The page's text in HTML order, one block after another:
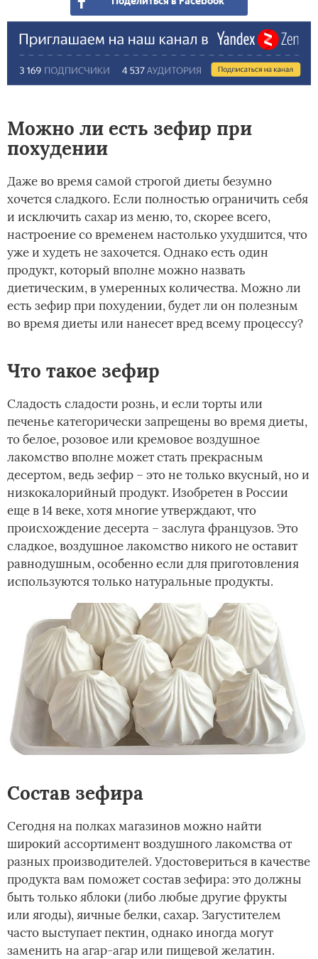
Можно ли есть зефир при
похудении
Даже во время самой строгой диеты безумно
хочется сладкого. Если полностью ограничить себя
и исключить сахар из меню, то, скорее всего,
настроение со временем настолько ухудшится, что
уже и худеть не захочется. Однако есть один
продукт, который вполне можно назвать
диетическим, в умеренных количества. Можно ли
есть зефир при похудении, будет ли он полезным
во время диеты или нанесет вред всему процессу?
Что такое зефир
Сладость сладости рознь, и если торты или
печенье категорически запрещены во время диеты,
то белое, розовое или кремовое воздушное
лакомство вполне может стать прекрасным
десертом, ведь зефир – это не только вкусный, но и
низкокалорийный продукт. Изобретен в России
еще в 14 веке, хотя многие утверждают, что
происхождение десерта – заслуга французов. Это
сладкое, воздушное лакомство никого не оставит
равнодушным, особенно если для приготовления
используются только натуральные продукты.
Состав зефира
Сегодня на полках магазинов можно найти
широкий ассортимент воздушного лакомства от
разных производителей. Удостовериться в качестве
продукта вам поможет состав зефира: это должны
быть только яблоки (либо любые другие фрукты
или ягоды), яичные белки, сахар. Загустителем
часто выступает пектин, однако иногда могут
заменить на агар-агар или пищевой желатин.